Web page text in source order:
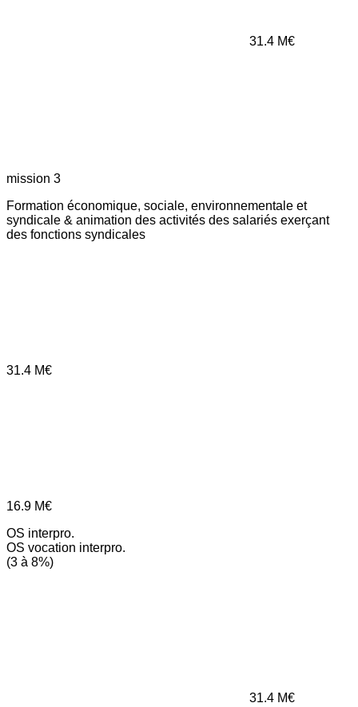
31.4 M€
mission 3
Formation économique, sociale, environnementale et
syndicale & animation des activités des salariés exerçant
des fonctions syndicales
31.4 M€
16.9 M€
OS interpro.
OS vocation interpro.
(3 à 8%)
31.4 M€